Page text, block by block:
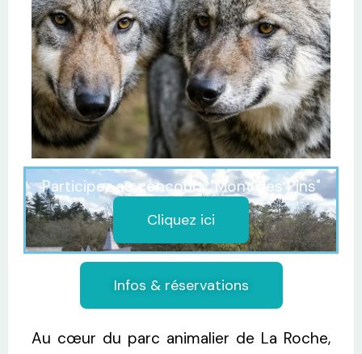
Participez au concours "Mont des Pins"
Cliquez ici
Infos & réservations
Au cœur du parc animalier de La Roche,